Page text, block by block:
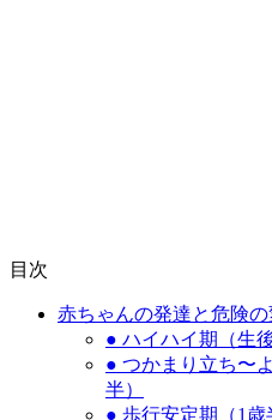
目次
赤ちゃんの発達と危険
● ハイハイ期（生
● つかまり立ち〜
半）
● 歩行安定期（1歳